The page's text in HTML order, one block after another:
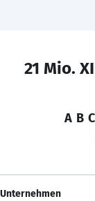
21 Mio.
A B C
Unternehmen